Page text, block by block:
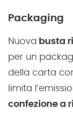
Packaging
Nuova busta
per un
della carta
limita
confezione a